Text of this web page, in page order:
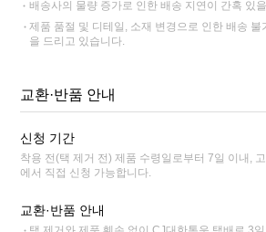
배송사의 물량 증가로 인한 배송 지연이 간혹 있
제품 품절 및 디테일, 소재 변경으로 인한 배송
을 드리고 있습니다.
교환·반품 안내
신청 기간
착용 전(택 제거 전) 제품 수령일로부터 7일 이내,
에서 직접 신청 가능합니다.
교환·반품 안내